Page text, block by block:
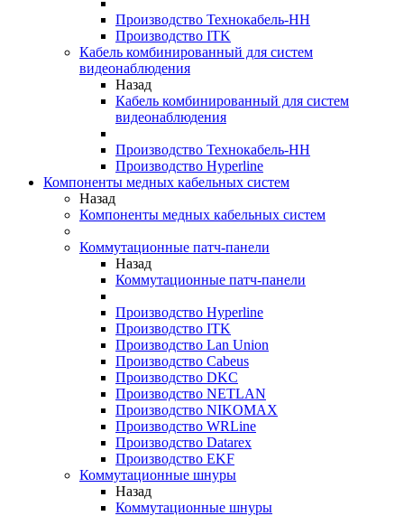
Производство Технокабель-НН
Производство ITK
Кабель комбинированный для систем
видеонаблюдения
Назад
Кабель комбинированный для систем
видеонаблюдения
Производство Технокабель-НН
Производство Hyperline
Компоненты медных кабельных систем
Назад
Компоненты медных кабельных систем
Коммутационные патч-панели
Назад
Коммутационные патч-панели
Производство Hyperline
Производство ITK
Производство Lan Union
Производство Cabeus
Производство DKC
Производство NETLAN
Производство NIKOMAX
Производство WRLine
Производство Datarex
Производство EKF
Коммутационные шнуры
Назад
Коммутационные шнуры